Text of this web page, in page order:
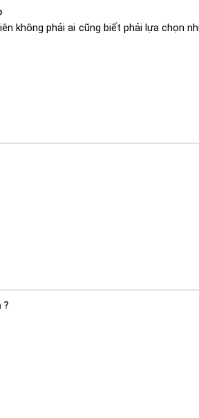
không phải ai cũng biết phải lựa chọn
?